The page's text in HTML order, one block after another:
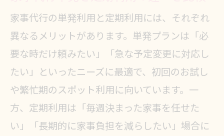
家事代行の単発利用と定期利用には、それぞれ
異なるメリットがあります。単発プランは「必
要な時だけ頼みたい」「急な予定変更に対応し
たい」といったニーズに最適で、初回のお試し
や繁忙期のスポット利用に向いています。一
方、定期利用は「毎週決まった家事を任せた
い」「長期的に家事負担を減らしたい」場合に